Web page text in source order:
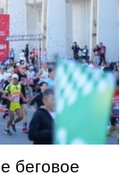
беговое